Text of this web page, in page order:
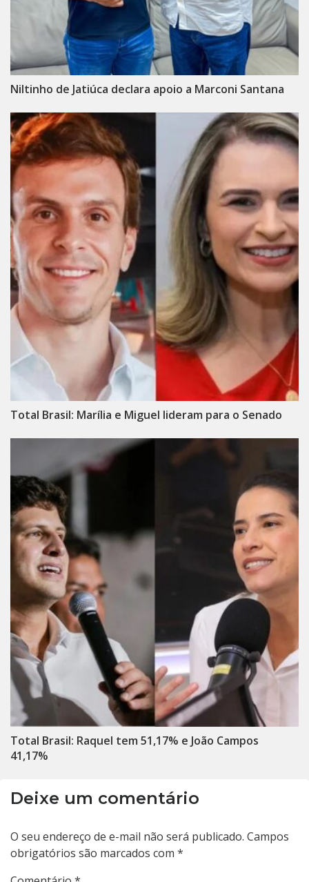
Niltinho de Jatiúca declara apoio a Marconi Santana
Total Brasil: Marília e Miguel lideram para o Senado
Total Brasil: Raquel tem 51,17% e João Campos
41,17%
Deixe um comentário
O seu endereço de e-mail não será publicado. Campos
obrigatórios são marcados com *